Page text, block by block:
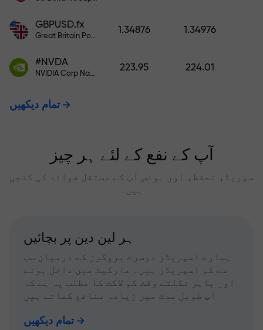
GBPUSD.fx
Great Britain Pound vs US Dollar
1.34876 1.34976
#NVDA
NVIDIA Corp Nasdaq Stock Exchange (Nasdaq) USD
223.95 224.01
تمام دیکھیں
آپ کے نفع کے لئے ہر چیز
سپریڈ، تحفظ، اور بونس آپ کے مستقل فوائد کی کنجی
ہیں۔
ہر لین دین پر بچائیں
ہمارے اسپریڈز دوسرے بروکرز کے درمیان سب
سے کم اسپریڈز ہیں۔ مارکیٹ میں داخل ہونے
اور باہر نکلتے وقت کم لاگت کا مطلب یہ ہے کہ
آپ طویل مدت میں زیادہ منافع کماتے ہیں
تمام دیکھیں